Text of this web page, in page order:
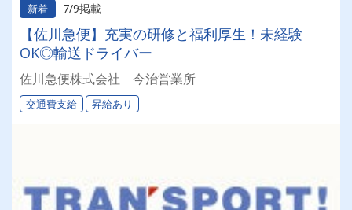
新着 7/9掲載
【佐川急便】充実の研修と福利厚生！未経験
OK◎輸送ドライバー
佐川急便株式会社 今治営業所
交通費支給 昇給あり